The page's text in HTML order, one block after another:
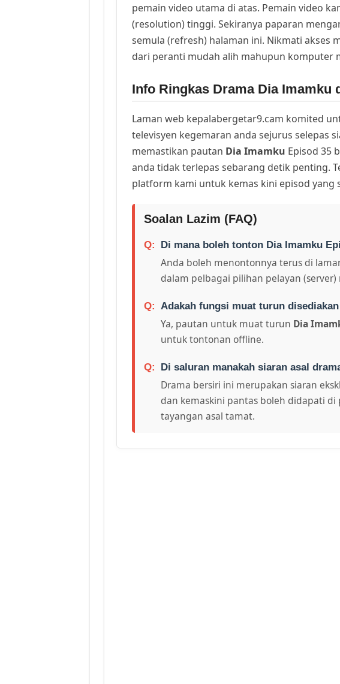
pemain video utama di atas. Pemain video
(resolution) tinggi. Sekiranya paparan
semula (refresh) halaman ini. Nikmati akses
dari peranti mudah alih mahupun komputer
Info Ringkas Drama Dia Imamku
Laman web kepalabergetar9.cam komited
televisyen kegemaran anda sejurus selepas
memastikan pautan Dia Imamku Episod 35
anda tidak terlepas sebarang detik penting.
platform kami untuk kemas kini episod yang
Soalan Lazim (FAQ)
Di mana boleh tonton Dia Imamku
Anda boleh menontonnya terus di
dalam pelbagai pilihan pelayan (server)
Adakah fungsi muat turun
Ya, pautan untuk muat turun Dia
untuk tontonan offline.
Di saluran manakah siaran asal
Drama bersiri ini merupakan siaran
dan kemaskini pantas boleh didapati
tayangan asal tamat.